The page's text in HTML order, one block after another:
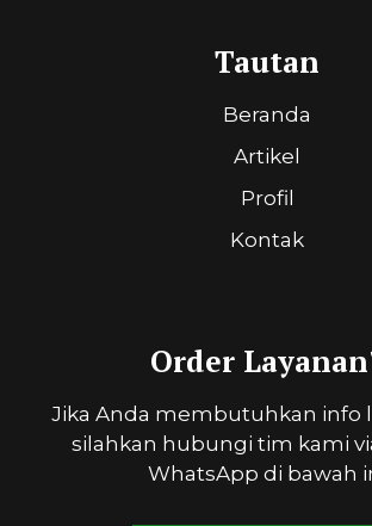
Tautan
Beranda
Artikel
Profil
Kontak
Order
Jika Anda membutuhkan info
silahkan hubungi tim kami
WhatsApp di bawah